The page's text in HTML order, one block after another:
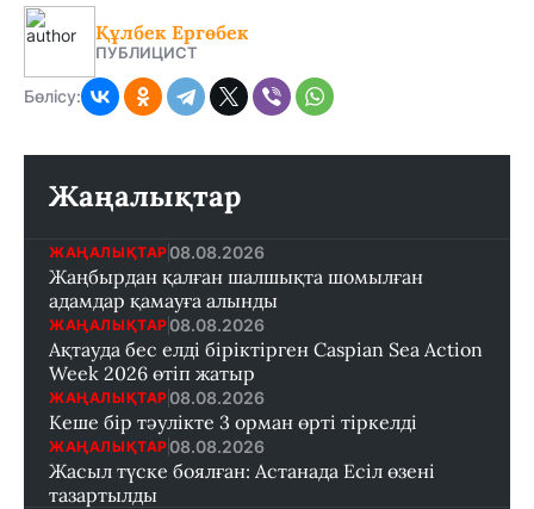
Құлбек Ергөбек
ПУБЛИЦИСТ
Бөлісу:
Жаңалықтар
ЖАҢАЛЫҚТАР 08.08.2026
Жаңбырдан қалған шалшықта шомылған
адамдар қамауға алынды
ЖАҢАЛЫҚТАР 08.08.2026
Ақтауда бес елді біріктірген Caspian Sea Action
Week 2026 өтіп жатыр
ЖАҢАЛЫҚТАР 08.08.2026
Кеше бір тәулікте 3 орман өрті тіркелді
ЖАҢАЛЫҚТАР 08.08.2026
Жасыл түске боялған: Астанада Есіл өзені
тазартылды